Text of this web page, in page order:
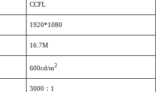
CCFL
1920*1080
16.7M
600cd/m2
3000 ： 1